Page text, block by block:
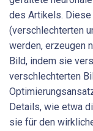
des Artikels.
(verschlechterten
werden, erzeugen
Bild, indem sie
verschlechterten
Details, wie etwa
sie für den